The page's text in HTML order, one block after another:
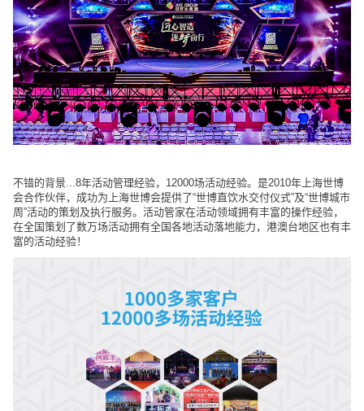
不错的背景...8年活动管理经验，12000场活动经验。是2010年上海世博
会合作伙伴，成功为上海世博会提供了“世博直饮水交付仪式”及“世博城市
周”活动的策划及执行服务。活动管家在活动领域拥有丰富的操作经验，
在全国策划了数万场活动拥有全国各地活动落地能力，港澳台地区也有丰
富的活动经验！